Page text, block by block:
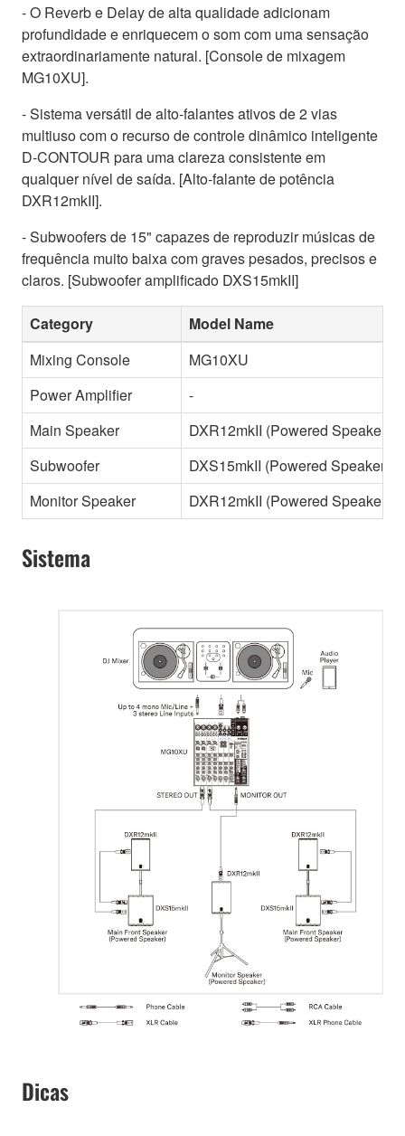
- O Reverb e Delay de alta qualidade adicionam
profundidade e enriquecem o som com uma sensação
extraordinariamente natural. [Console de mixagem
MG10XU].
- Sistema versátil de alto-falantes ativos de 2 vias
multiuso com o recurso de controle dinâmico inteligente
D-CONTOUR para uma clareza consistente em
qualquer nível de saída. [Alto-falante de potência
DXR12mkII].
- Subwoofers de 15" capazes de reproduzir músicas de
frequência muito baixa com graves pesados, precisos e
claros. [Subwoofer amplificado DXS15mkII]
Category
Model Name
Mixing Console
MG10XU
Power Amplifier
-
Main Speaker
DXR12mkII (Powered Speaker)
Subwoofer
DXS15mkII (Powered Speaker)
Monitor Speaker
DXR12mkII (Powered Speaker)
Sistema
Dicas